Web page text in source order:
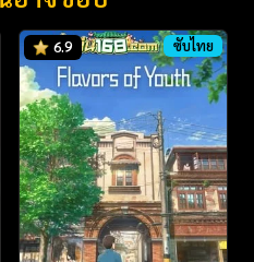
6.9 ซับไทย